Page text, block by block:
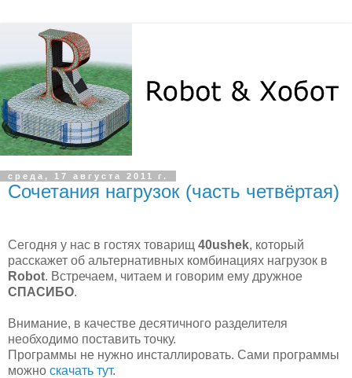
среда, 17 августа 2011 г.
Сочетания нагрузок (часть четвёртая)
Сегодня у нас в гостях товарищ 40ushek, который
расскажет об альтернативных комбинациях нагрузок в
Robot. Встречаем, читаем и говорим ему дружное
СПАСИБО.
Внимание, в качестве десятичного разделителя
необходимо поставить точку.
Программы не нужно инсталлировать. Сами программы
можно скачать тут.